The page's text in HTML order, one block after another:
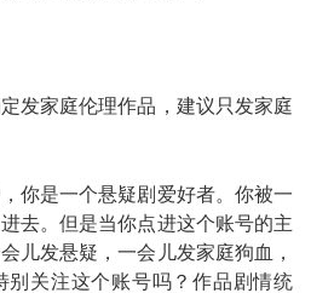
发家庭伦理作品，建议只发家庭
你是一个悬疑剧爱好者。你被一
去。但是当你点进这个账号的主
儿发悬疑，一会儿发家庭狗血，
别关注这个账号吗？作品剧情统